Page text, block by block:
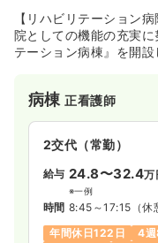
日勤のみ（常勤）
給与 23.4万円/月 賞
4週8休以上
気になる
2交代（常勤）
【リハビリテーション
院としての機能の充実
テーション病棟』を開
たしました。また、財
ございます。
病棟正看護師
2交代（常勤）
給与 24.8〜32.4万
※一例
時間 8:45～17:15 （
年間休日122日
4週